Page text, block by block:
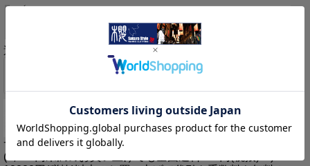
選べる8つの支払い方法
サクラスタイルは5,000円(税抜)以上お買い上げで送料無料！
(5,000円未満のお買い上げでも全国送料600円(税抜)！)